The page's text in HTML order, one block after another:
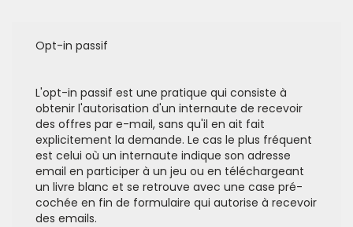
Opt-in passif
L'opt-in passif est une pratique qui consiste à
obtenir l'autorisation d'un internaute de recevoir
des offres par e-mail, sans qu'il en ait fait
explicitement la demande. Le cas le plus fréquent
est celui où un internaute indique son adresse
email en participer à un jeu ou en téléchargeant
un livre blanc et se retrouve avec une case pré-
cochée en fin de formulaire qui autorise à recevoir
des emails.